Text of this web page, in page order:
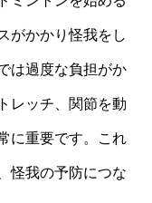
がかかり怪我をし
は過度な負担がか
レッチ、関節を動
に重要です。これ
怪我の予防につな